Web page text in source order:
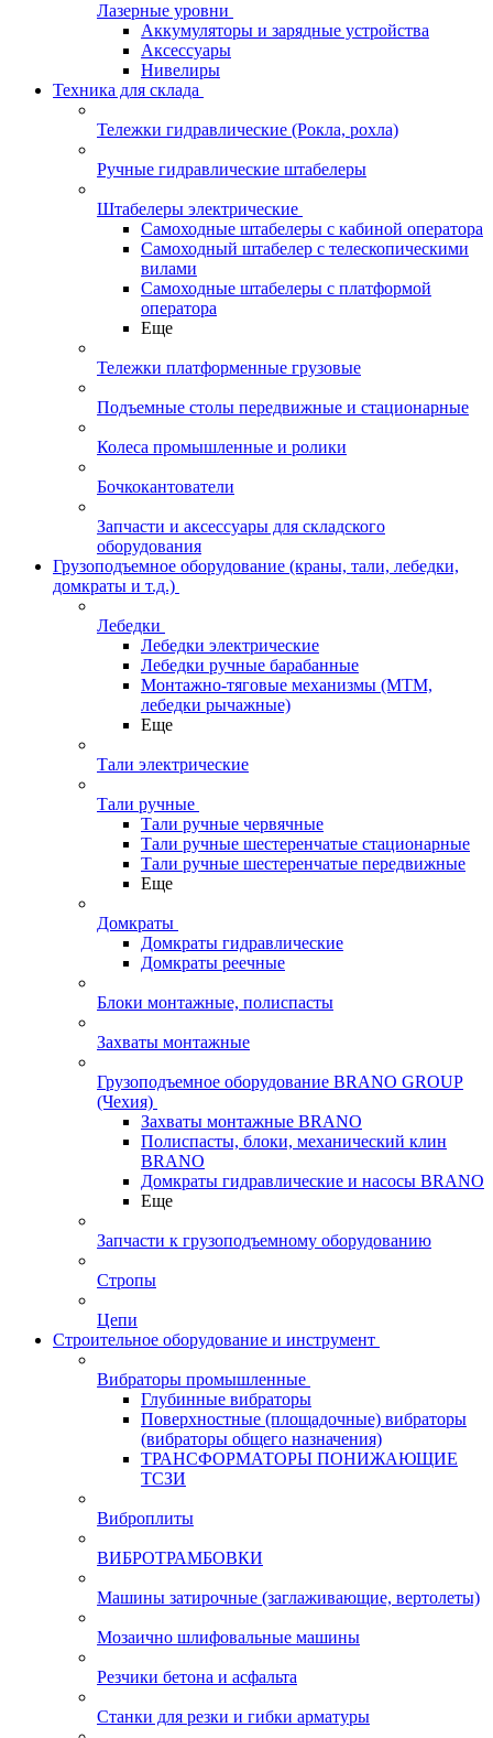
Лазерные уровни
Аккумуляторы и зарядные устройства
Аксессуары
Нивелиры
Техника для склада
Тележки гидравлические (Рокла, рохла)
Ручные гидравлические штабелеры
Штабелеры электрические
Самоходные штабелеры с кабиной оператора
Самоходный штабелер с телескопическими
вилами
Самоходные штабелеры с платформой
оператора
Еще
Тележки платформенные грузовые
Подъемные столы передвижные и стационарные
Колеса промышленные и ролики
Бочкокантователи
Запчасти и аксессуары для складского
оборудования
Грузоподъемное оборудование (краны, тали, лебедки,
домкраты и т.д.)
Лебедки
Лебедки электрические
Лебедки ручные барабанные
Монтажно-тяговые механизмы (МТМ,
лебедки рычажные)
Еще
Тали электрические
Тали ручные
Тали ручные червячные
Тали ручные шестеренчатые стационарные
Тали ручные шестеренчатые передвижные
Еще
Домкраты
Домкраты гидравлические
Домкраты реечные
Блоки монтажные, полиспасты
Захваты монтажные
Грузоподъемное оборудование BRANO GROUP
(Чехия)
Захваты монтажные BRANO
Полиспасты, блоки, механический клин
BRANO
Домкраты гидравлические и насосы BRANO
Еще
Запчасти к грузоподъемному оборудованию
Стропы
Цепи
Строительное оборудование и инструмент
Вибраторы промышленные
Глубинные вибраторы
Поверхностные (площадочные) вибраторы
(вибраторы общего назначения)
ТРАНСФОРМАТОРЫ ПОНИЖАЮЩИЕ
ТСЗИ
Виброплиты
ВИБРОТРАМБОВКИ
Машины затирочные (заглаживающие, вертолеты)
Мозаично шлифовальные машины
Резчики бетона и асфальта
Станки для резки и гибки арматуры